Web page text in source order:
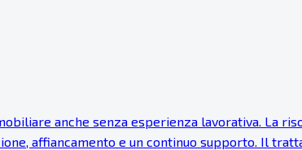
anche senza esperienza lavorativa. La
affiancamento e un continuo supporto. Il